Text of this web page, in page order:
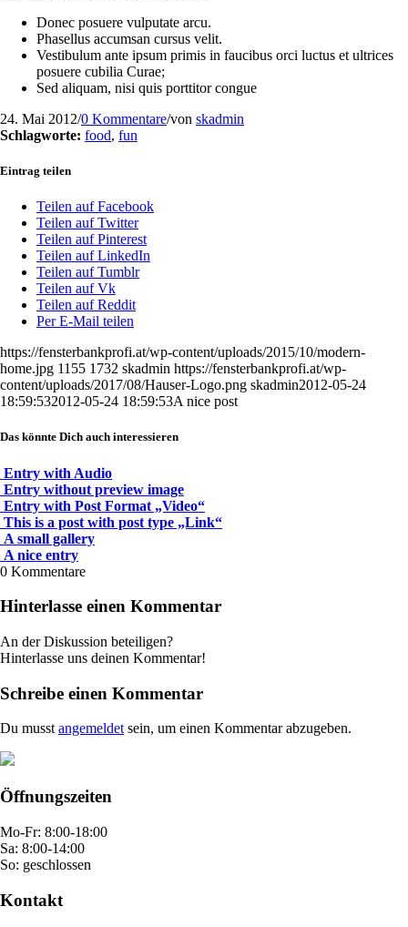
Donec posuere vulputate arcu.
Phasellus accumsan cursus velit.
Vestibulum ante ipsum primis in faucibus orci luctus et ultrices
posuere cubilia Curae;
Sed aliquam, nisi quis porttitor congue
24. Mai 2012/0 Kommentare/von skadmin
Schlagworte: food, fun
Eintrag teilen
Teilen auf Facebook
Teilen auf Twitter
Teilen auf Pinterest
Teilen auf LinkedIn
Teilen auf Tumblr
Teilen auf Vk
Teilen auf Reddit
Per E-Mail teilen
https://fensterbankprofi.at/wp-content/uploads/2015/10/modern-
home.jpg 1155 1732 skadmin https://fensterbankprofi.at/wp-
content/uploads/2017/08/Hauser-Logo.png skadmin2012-05-24
18:59:532012-05-24 18:59:53A nice post
Das könnte Dich auch interessieren
Entry with Audio
Entry without preview image
Entry with Post Format „Video“
This is a post with post type „Link“
A small gallery
A nice entry
0 Kommentare
Hinterlasse einen Kommentar
An der Diskussion beteiligen?
Hinterlasse uns deinen Kommentar!
Schreibe einen Kommentar
Du musst angemeldet sein, um einen Kommentar abzugeben.
Öffnungszeiten
Mo-Fr: 8:00-18:00
Sa: 8:00-14:00
So: geschlossen
Kontakt